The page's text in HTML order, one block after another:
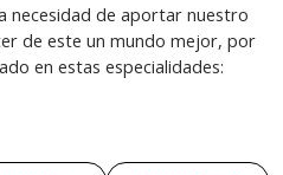
necesidad de aportar nuestro
de este un mundo mejor, por
en estas especialidades: